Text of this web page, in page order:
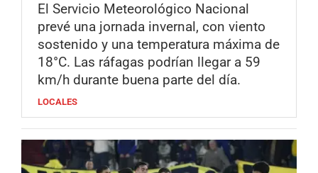
El Servicio Meteorológico Nacional
prevé una jornada invernal, con viento
sostenido y una temperatura máxima de
18°C. Las ráfagas podrían llegar a 59
km/h durante buena parte del día.
LOCALES